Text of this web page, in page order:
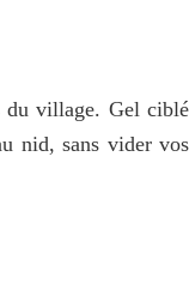
du village. Gel ciblé
nid, sans vider vos